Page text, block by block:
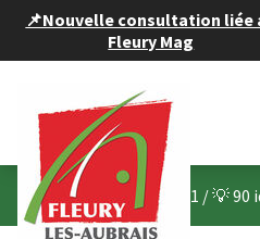
📌Nouvelle consultation liée
Fleury Mag
Budget participatif 2021 /💡 90
Panneau de gestion des cookies